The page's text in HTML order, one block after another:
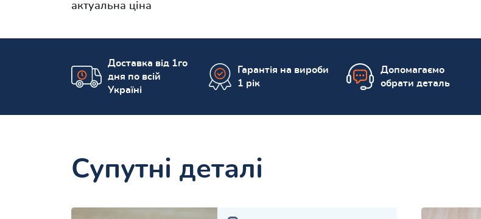
актуальна ціна
Доставка від 1го
дня по всій
Україні
Гарантія на вироби
1 рік
Допомагаємо
обрати деталь
Супутні деталі